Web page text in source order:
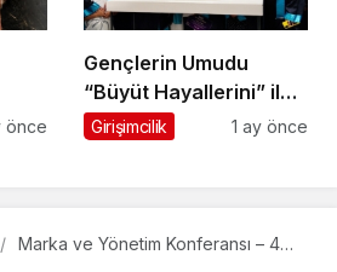
önce
Gençlerin Umudu
“Büyüt Hayallerini” ile
267 Genç Daha
Girişimcilik 1 ay önce
Marka ve Yönetim Konferansı – 4